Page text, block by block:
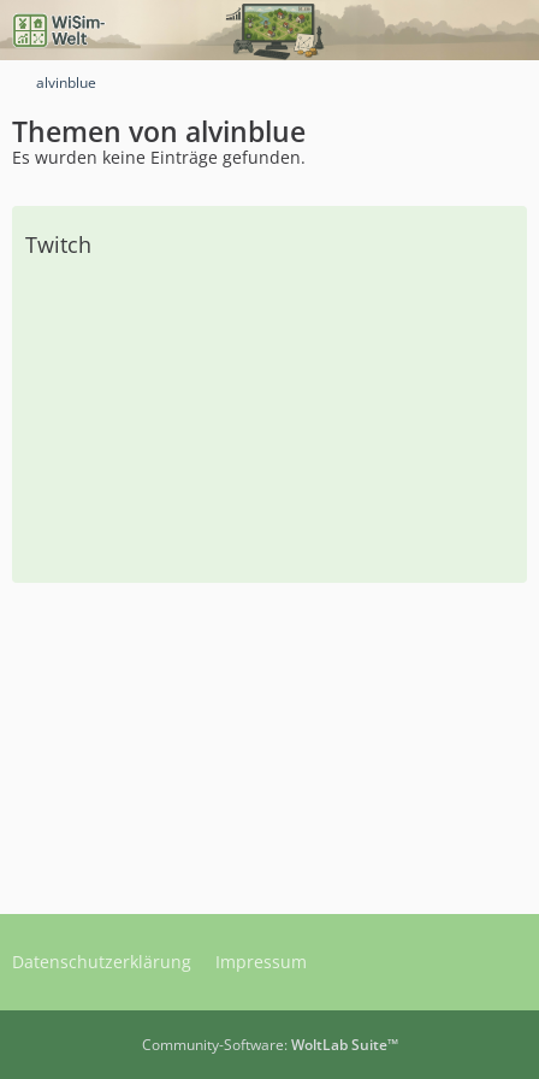
alvinblue
Themen von alvinblue
Es wurden keine Einträge gefunden.
Twitch
Datenschutzerklärung Impressum
Community-Software: WoltLab Suite™